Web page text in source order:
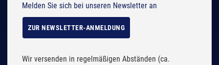
Melden Sie sich bei unseren Newsletter an
ZUR NEWSLETTER-ANMELDUNG
Wir versenden in regelmäßigen Abständen (ca.